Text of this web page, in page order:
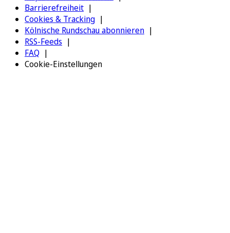
Barrierefreiheit
Cookies & Tracking
Kölnische Rundschau abonnieren
RSS-Feeds
FAQ
Cookie-Einstellungen